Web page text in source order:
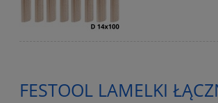
FESTOOL LAMELKI